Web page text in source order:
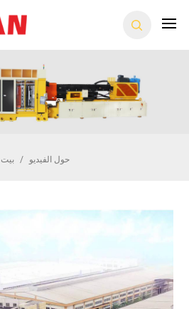
بيت / حول الفيديو